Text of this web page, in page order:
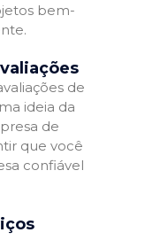
bem-
de
ideia da
de
que você
confiável